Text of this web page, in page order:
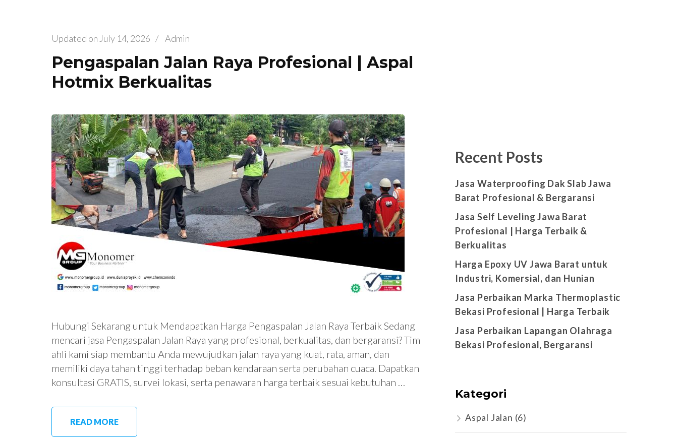
Updated on July 14, 2026 / Admin
Pengaspalan Jalan Raya Profesional | Aspal
Hotmix Berkualitas
Hubungi Sekarang untuk Mendapatkan Harga Pengaspalan Jalan Raya Terbaik Sedang
mencari jasa Pengaspalan Jalan Raya yang profesional, berkualitas, dan bergaransi? Tim
ahli kami siap membantu Anda mewujudkan jalan raya yang kuat, rata, aman, dan
memiliki daya tahan tinggi terhadap beban kendaraan serta perubahan cuaca. Dapatkan
konsultasi GRATIS, survei lokasi, serta penawaran harga terbaik sesuai kebutuhan …
READ MORE
Recent Posts
Jasa Waterproofing Dak Slab Jawa
Barat Profesional & Bergaransi
Jasa Self Leveling Jawa Barat
Profesional | Harga Terbaik &
Berkualitas
Harga Epoxy UV Jawa Barat untuk
Industri, Komersial, dan Hunian
Jasa Perbaikan Marka Thermoplastic
Bekasi Profesional | Harga Terbaik
Jasa Perbaikan Lapangan Olahraga
Bekasi Profesional, Bergaransi
Kategori
Aspal Jalan (6)